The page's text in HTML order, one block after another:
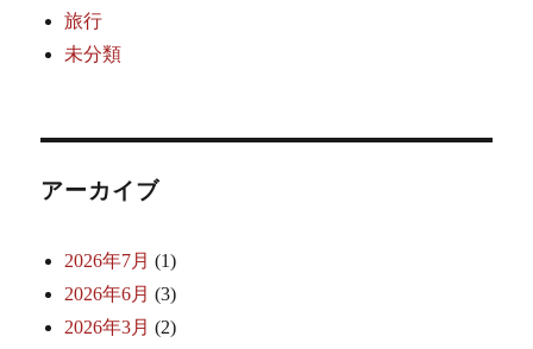
旅行
未分類
アーカイブ
2026年7月 (1)
2026年6月 (3)
2026年3月 (2)